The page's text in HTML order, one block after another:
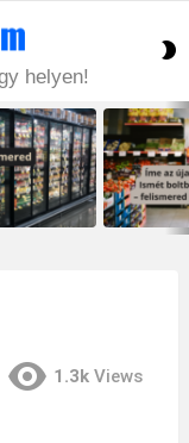
helyen!
1.3k Views